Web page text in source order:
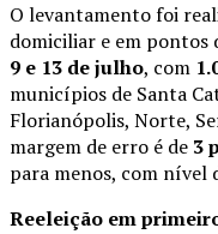
O levantamento foi
domiciliar e em pontos
9 e 13 de julho, com
municípios de Santa
Florianópolis, Norte,
margem de erro é de 3
para menos, com nível
Reeleição em